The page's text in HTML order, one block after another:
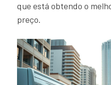
que está obtendo o
preço.